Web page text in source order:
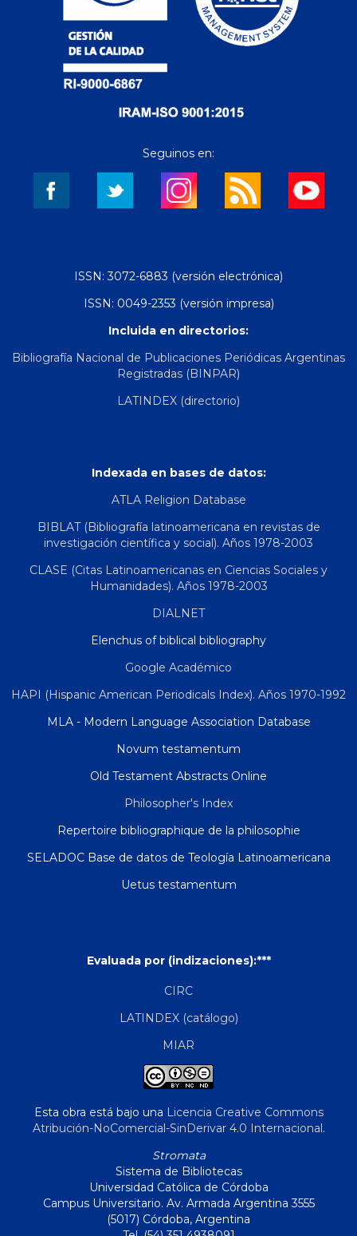
Seguinos en:
ISSN: 3072-6883 (versión electrónica)
ISSN: 0049-2353 (versión impresa)
Incluida en directorios:
Bibliografía Nacional de Publicaciones Periódicas Argentinas
Registradas (BINPAR)
LATINDEX (directorio)
Indexada en bases de datos:
ATLA Religion Database
BIBLAT (Bibliografía latinoamericana en revistas de
investigación científica y social). Años 1978-2003
CLASE (Citas Latinoamericanas en Ciencias Sociales y
Humanidades). Años 1978-2003
DIALNET
Elenchus of biblical bibliography
Google Académico
HAPI (Hispanic American Periodicals Index). Años 1970-1992
MLA - Modern Language Association Database
Novum testamentum
Old Testament Abstracts Online
Philosopher's Index
Repertoire bibliographique de la philosophie
SELADOC Base de datos de Teología Latinoamericana
Uetus testamentum
Evaluada por (indizaciones):***
CIRC
LATINDEX (catálogo)
MIAR
Esta obra está bajo una Licencia Creative Commons
Atribución-NoComercial-SinDerivar 4.0 Internacional.
Stromata
Sistema de Bibliotecas
Universidad Católica de Córdoba
Campus Universitario. Av. Armada Argentina 3555
(5017) Córdoba, Argentina